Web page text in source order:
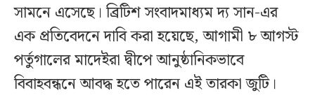
সামনে এসেছে। ব্রিটিশ সংবাদমাধ্যম দ্য সান-এর
এক প্রতিবেদনে দাবি করা হয়েছে, আগামী ৮ আগস্ট
পর্তুগালের মাদেইরা দ্বীপে আনুষ্ঠানিকভাবে
বিবাহবন্ধনে আবদ্ধ হতে পারেন এই তারকা জুটি।